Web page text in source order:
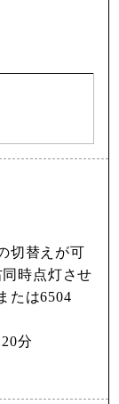
切替えが可
時点灯させ
たは6504
分